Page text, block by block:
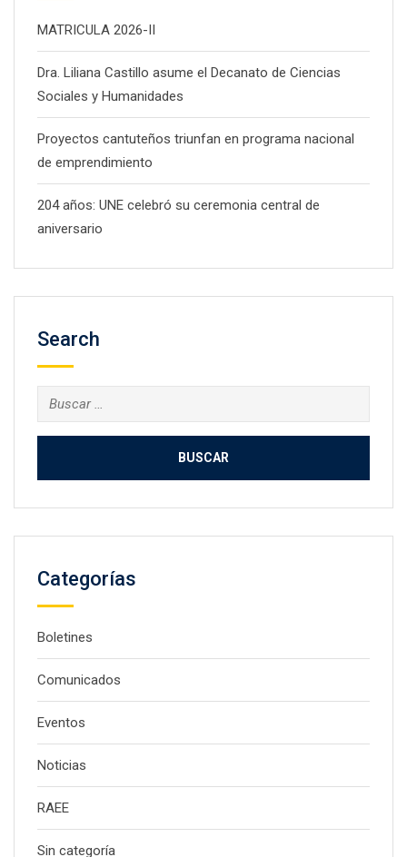
MATRICULA 2026-II
Dra. Liliana Castillo asume el Decanato de Ciencias
Sociales y Humanidades
Proyectos cantuteños triunfan en programa nacional
de emprendimiento
204 años: UNE celebró su ceremonia central de
aniversario
Search
Buscar:
Categorías
Boletines
Comunicados
Eventos
Noticias
RAEE
Sin categoría